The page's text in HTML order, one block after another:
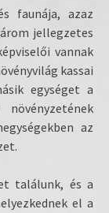
faunája, azaz
jellegzetes
vannak
kassai
egységet a
az
találunk, és a
el a